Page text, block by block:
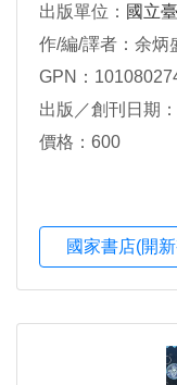
出版單位： 國立
作/編/譯者：余炳
GPN：
出版／創刊日期
價格：600
國家書店(開